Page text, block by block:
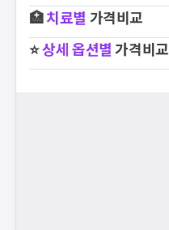
🏥치료별 가격비교
⭐상세 옵션별가격비교